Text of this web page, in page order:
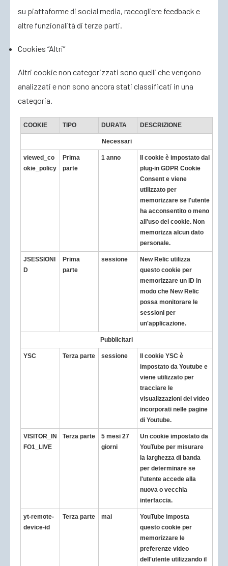
su piattaforme di social media, raccogliere feedback e
altre funzionalità di terze parti.
Cookies “Altri”
Altri cookie non categorizzati sono quelli che vengono
analizzati e non sono ancora stati classificati in una
categoria.
COOKIE TIPO DURATA DESCRIZIONE
Necessari
viewed_co
okie_policy
Prima
parte
1 anno
Il cookie è impostato dal
plug-in GDPR Cookie
Consent e viene
utilizzato per
memorizzare se l'utente
ha acconsentito o meno
all'uso dei cookie. Non
memorizza alcun dato
personale.
JSESSIONI
D
Prima
parte
sessione
New Relic utilizza
questo cookie per
memorizzare un ID in
modo che New Relic
possa monitorare le
sessioni per
un'applicazione.
Pubblicitari
YSC Terza parte sessione
Il cookie YSC è
impostato da Youtube e
viene utilizzato per
tracciare le
visualizzazioni dei video
incorporati nelle pagine
di Youtube.
VISITOR_IN
FO1_LIVE
Terza parte
5 mesi 27
giorni
Un cookie impostato da
YouTube per misurare
la larghezza di banda
per determinare se
l'utente accede alla
nuova o vecchia
interfaccia.
yt-remote-
device-id
Terza parte mai
YouTube imposta
questo cookie per
memorizzare le
preferenze video
dell'utente utilizzando il